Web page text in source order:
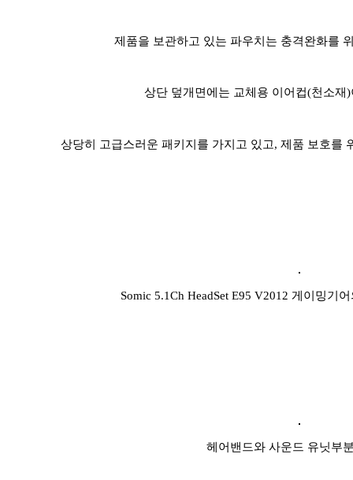
제품을 보관하고 있는 파우치는 충격완화를
상단 덮개면에는 교체용 이어컵(천소재
상당히 고급스러운 패키지를 가지고 있고, 제품 보호를
Somic 5.1Ch HeadSet E95 V2012 게이밍기
헤어밴드와 사운드 유닛부